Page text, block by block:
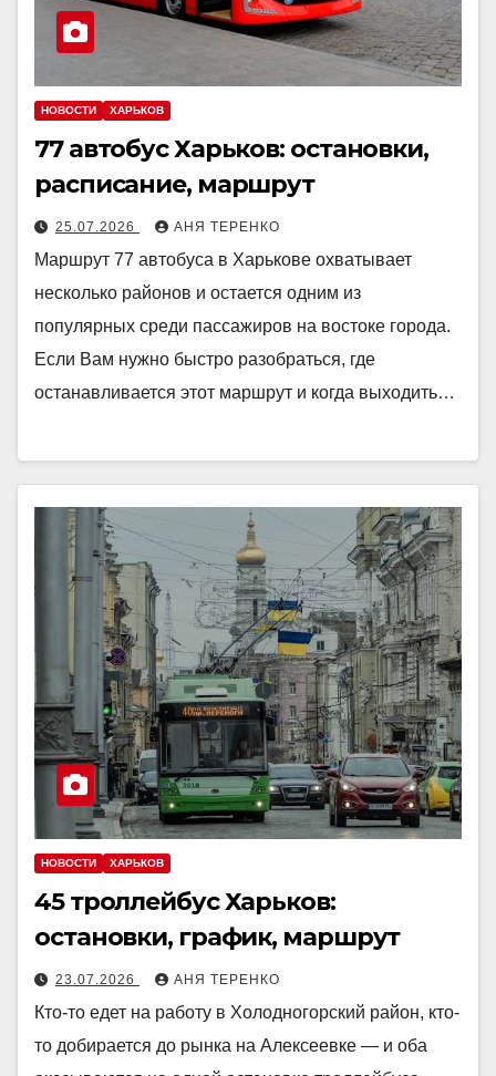
НОВОСТИ ХАРЬКОВ
77 автобус Харьков: остановки,
расписание, маршрут
25.07.2026 АНЯ ТЕРЕНКО
Маршрут 77 автобуса в Харькове охватывает
несколько районов и остается одним из
популярных среди пассажиров на востоке города.
Если Вам нужно быстро разобраться, где
останавливается этот маршрут и когда выходить…
НОВОСТИ ХАРЬКОВ
45 троллейбус Харьков:
остановки, график, маршрут
23.07.2026 АНЯ ТЕРЕНКО
Кто-то едет на работу в Холодногорский район, кто-
то добирается до рынка на Алексеевке — и оба